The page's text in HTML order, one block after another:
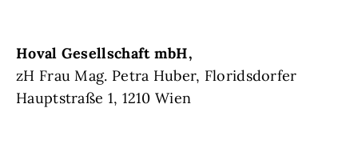
Hoval Gesellschaft mbH,
zH Frau Mag. Petra Huber, Floridsdorfer
Hauptstraße 1, 1210 Wien